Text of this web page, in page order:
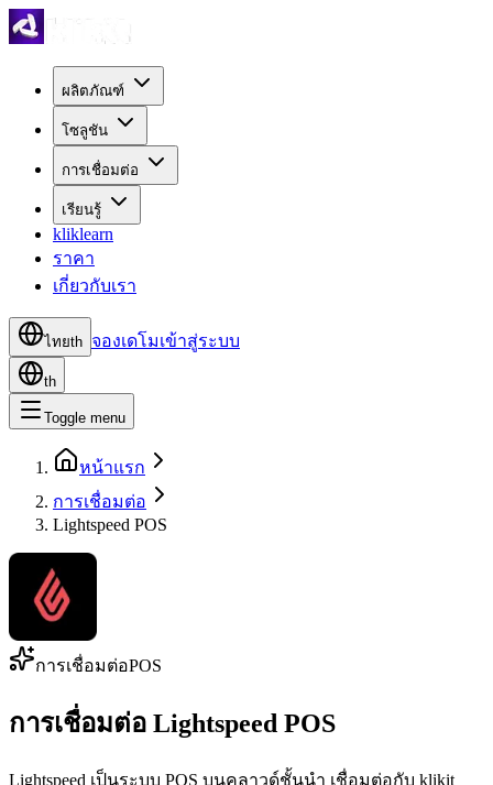
ผลิตภัณฑ์
โซลูชัน
การเชื่อมต่อ
เรียนรู้
kliklearn
ราคา
เกี่ยวกับเรา
ไทยth จองเดโมเข้าสู่ระบบ
th
Toggle menu
หน้าแรก
การเชื่อมต่อ
Lightspeed POS
การเชื่อมต่อPOS
การเชื่อมต่อ Lightspeed POS
Lightspeed เป็นระบบ POS บนคลาวด์ชั้นนำ เชื่อมต่อกับ klikit